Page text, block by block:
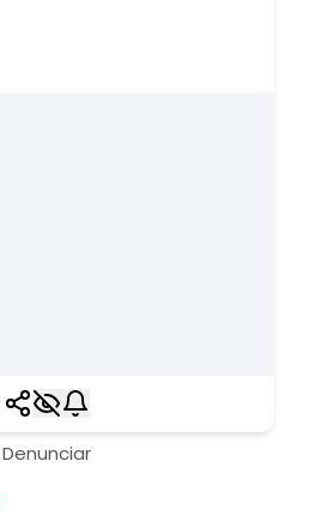
Denunciar